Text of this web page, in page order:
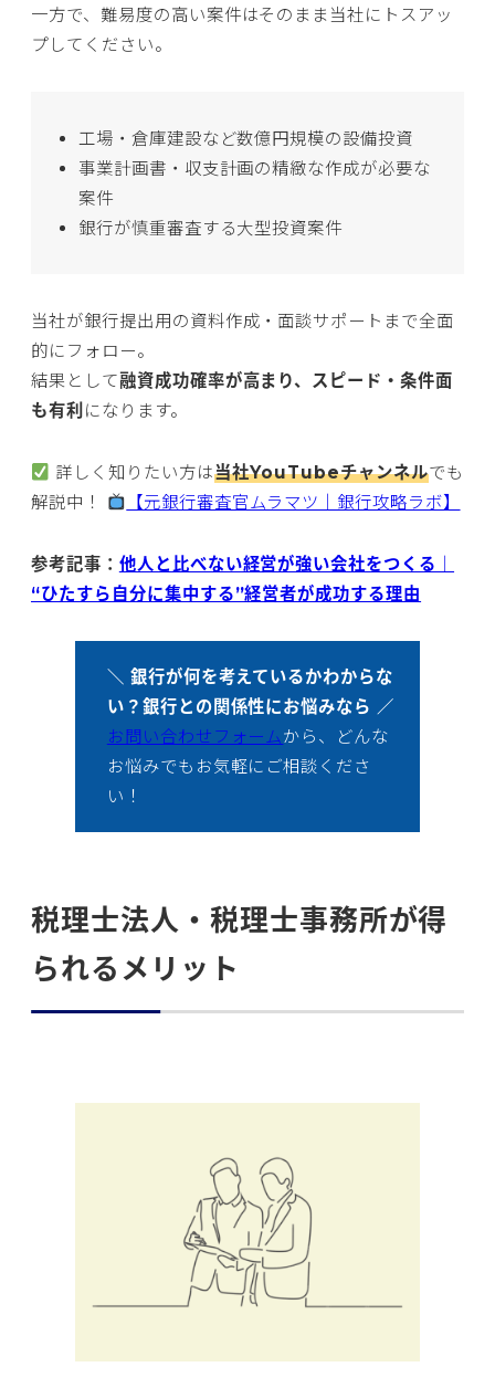
一方で、難易度の高い案件はそのまま当社にトスアッ
プしてください。
工場・倉庫建設など数億円規模の設備投資
事業計画書・収支計画の精緻な作成が必要な
案件
銀行が慎重審査する大型投資案件
当社が銀行提出用の資料作成・面談サポートまで全面
的にフォロー。
結果として融資成功確率が高まり、スピード・条件面
も有利 になります。
詳しく知りたい方は当社YouTubeチャンネルでも
解説中！
【元銀行審査官ムラマツ｜銀行攻略ラボ】
参考記事： 他人と比べない経営が強い会社をつくる｜
“ひたすら自分に集中する”経営者が成功する理由
＼ 銀行が何を考えているかわからな
い？銀行との関係性にお悩みなら ／
お問い合わせフォーム から、どんな
お悩みでもお気軽にご相談くださ
い！
税理士法人・税理士事務所が得
られるメリット